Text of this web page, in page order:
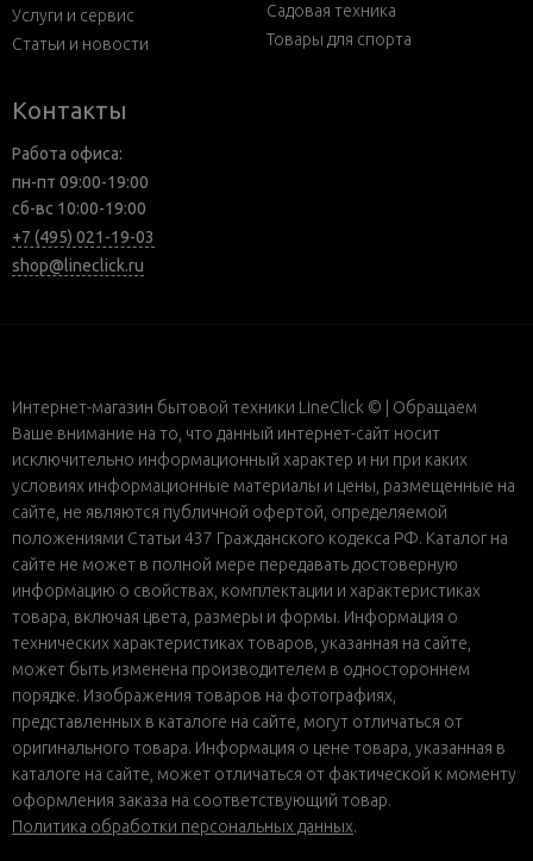
Услуги и сервис
Статьи и новости
Садовая техника
Товары для спорта
Контакты
Работа офиса:
пн-пт 09:00-19:00
сб-вс 10:00-19:00
+7 (495) 021-19-03
shop@lineclick.ru
Интернет-магазин бытовой техники LineClick © | Обращаем
Ваше внимание на то, что данный интернет-сайт носит
исключительно информационный характер и ни при каких
условиях информационные материалы и цены, размещенные на
сайте, не являются публичной офертой, определяемой
положениями Статьи 437 Гражданского кодекса РФ. Каталог на
сайте не может в полной мере передавать достоверную
информацию о свойствах, комплектации и характеристиках
товара, включая цвета, размеры и формы. Информация о
технических характеристиках товаров, указанная на сайте,
может быть изменена производителем в одностороннем
порядке. Изображения товаров на фотографиях,
представленных в каталоге на сайте, могут отличаться от
оригинального товара. Информация о цене товара, указанная в
каталоге на сайте, может отличаться от фактической к моменту
оформления заказа на соответствующий товар.
Политика обработки персональных данных.